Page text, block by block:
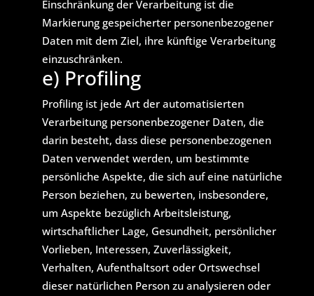
Einschränkung der Verarbeitung ist die
Markierung gespeicherter personenbezogener
Daten mit dem Ziel, ihre künftige Verarbeitung
einzuschränken.
e) Profiling
Profiling ist jede Art der automatisierten
Verarbeitung personenbezogener Daten, die
darin besteht, dass diese personenbezogenen
Daten verwendet werden, um bestimmte
persönliche Aspekte, die sich auf eine natürliche
Person beziehen, zu bewerten, insbesondere,
um Aspekte bezüglich Arbeitsleistung,
wirtschaftlicher Lage, Gesundheit, persönlicher
Vorlieben, Interessen, Zuverlässigkeit,
Verhalten, Aufenthaltsort oder Ortswechsel
dieser natürlichen Person zu analysieren oder